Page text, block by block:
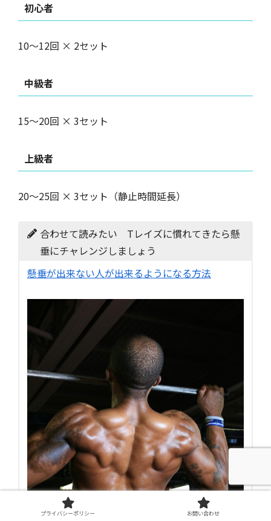
初心者
10〜12回 × 2セット
中級者
15〜20回 × 3セット
上級者
20〜25回 × 3セット（静止時間延長）
合わせて読みたい Tレイズに慣れてきたら懸
垂にチャレンジしましょう
懸垂が出来ない人が出来るようになる方法
プライバシーポリシー お問い合わせ